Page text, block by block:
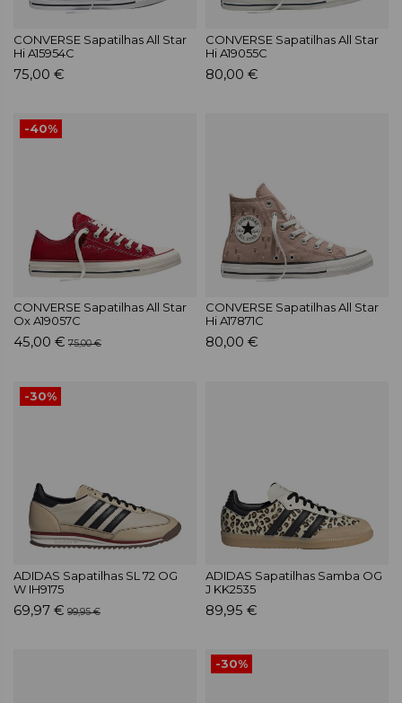
CONVERSE Sapatilhas All Star
Hi A15954C
75,00 €
CONVERSE Sapatilhas All Star
Hi A19055C
80,00 €
-40%
CONVERSE Sapatilhas All Star
Ox A19057C
45,00 € 75,00 €
CONVERSE Sapatilhas All Star
Hi A17871C
80,00 €
-30%
ADIDAS Sapatilhas SL 72 OG
W IH9175
69,97 € 99,95 €
ADIDAS Sapatilhas Samba OG
J KK2535
89,95 €
-30%